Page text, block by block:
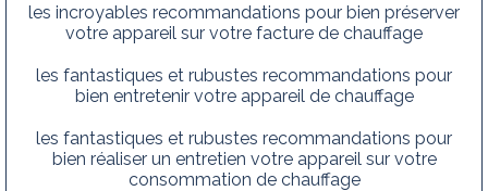
les incroyables recommandations pour bien préserver
votre appareil sur votre facture de chauffage
les fantastiques et rubustes recommandations pour
bien entretenir votre appareil de chauffage
les fantastiques et rubustes recommandations pour
bien réaliser un entretien votre appareil sur votre
consommation de chauffage